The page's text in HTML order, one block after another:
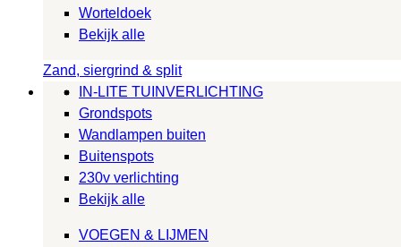
Worteldoek
Bekijk alle
Zand, siergrind & split
IN-LITE TUINVERLICHTING
Grondspots
Wandlampen buiten
Buitenspots
230v verlichting
Bekijk alle
VOEGEN & LIJMEN